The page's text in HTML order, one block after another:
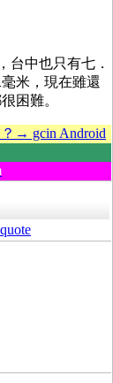
台中也只有七．
米，現在雖還
困難。
→ gcin Android
quote